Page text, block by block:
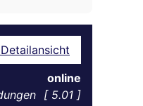
online
5.01